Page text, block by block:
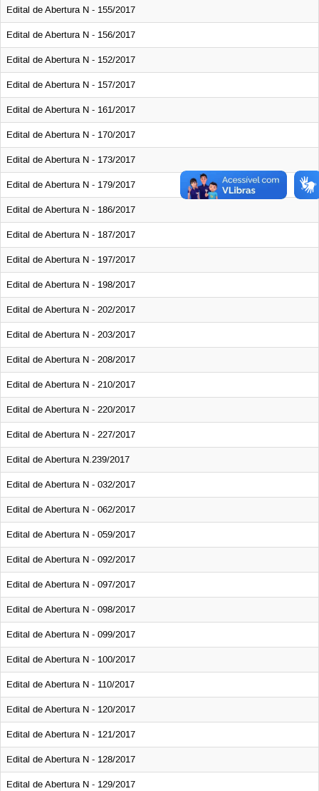
Edital de Abertura N - 155/2017
Edital de Abertura N - 156/2017
Edital de Abertura N - 152/2017
Edital de Abertura N - 157/2017
Edital de Abertura N - 161/2017
Edital de Abertura N - 170/2017
Edital de Abertura N - 173/2017
Edital de Abertura N - 179/2017
Edital de Abertura N - 186/2017
Edital de Abertura N - 187/2017
Edital de Abertura N - 197/2017
Edital de Abertura N - 198/2017
Edital de Abertura N - 202/2017
Edital de Abertura N - 203/2017
Edital de Abertura N - 208/2017
Edital de Abertura N - 210/2017
Edital de Abertura N - 220/2017
Edital de Abertura N - 227/2017
Edital de Abertura N.239/2017
Edital de Abertura N - 032/2017
Edital de Abertura N - 062/2017
Edital de Abertura N - 059/2017
Edital de Abertura N - 092/2017
Edital de Abertura N - 097/2017
Edital de Abertura N - 098/2017
Edital de Abertura N - 099/2017
Edital de Abertura N - 100/2017
Edital de Abertura N - 110/2017
Edital de Abertura N - 120/2017
Edital de Abertura N - 121/2017
Edital de Abertura N - 128/2017
Edital de Abertura N - 129/2017